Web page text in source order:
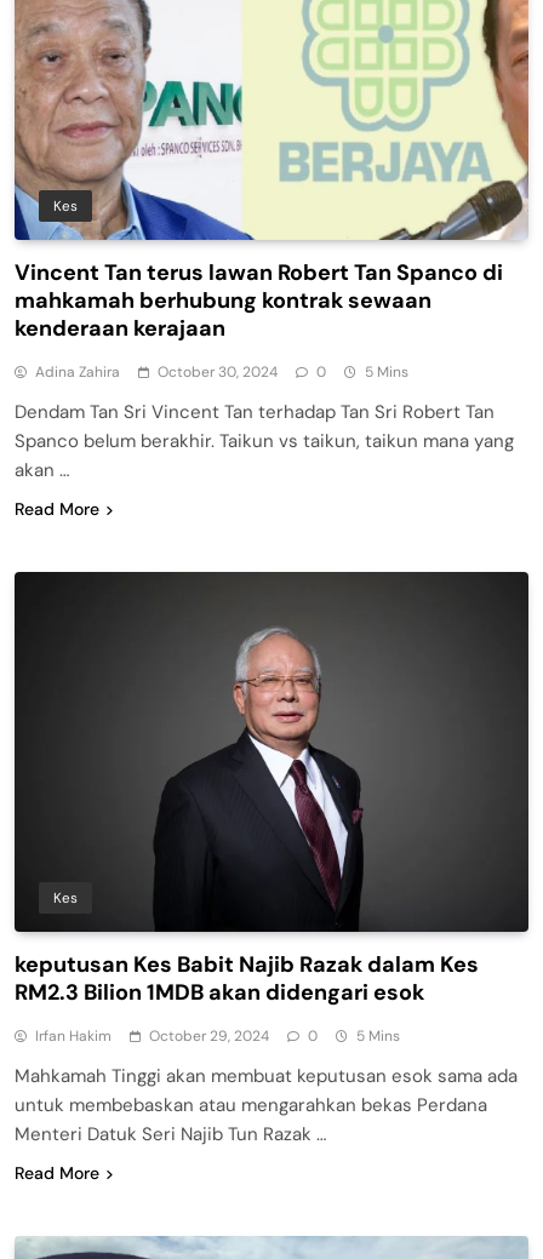
Kes
Vincent Tan terus lawan Robert Tan Spanco di
mahkamah berhubung kontrak sewaan
kenderaan kerajaan
Adina Zahira October 30, 2024 0 5 Mins
Dendam Tan Sri Vincent Tan terhadap Tan Sri Robert Tan
Spanco belum berakhir. Taikun vs taikun, taikun mana yang
akan …
Read More
Kes
keputusan Kes Babit Najib Razak dalam Kes
RM2.3 Bilion 1MDB akan didengari esok
Irfan Hakim October 29, 2024 0 5 Mins
Mahkamah Tinggi akan membuat keputusan esok sama ada
untuk membebaskan atau mengarahkan bekas Perdana
Menteri Datuk Seri Najib Tun Razak …
Read More